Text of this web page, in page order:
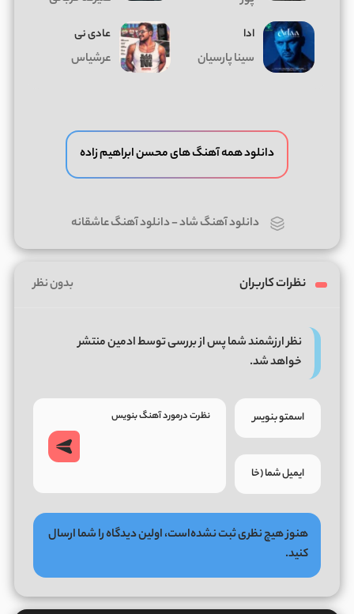
ادا
سینا پارسیان
عادی نی
عرشیاس
دانلود همه آهنگ های محسن ابراهیم زاده
دانلود آهنگ شاد-دانلود آهنگ عاشقانه
نظرات کاربران بدون نظر
نظر ارزشمند شما پس از بررسی توسط ادمین منتشر
خواهد شد.
هنوز هیچ نظری ثبت نشده‌است، اولین دیدگاه را شما ارسال
کنید.